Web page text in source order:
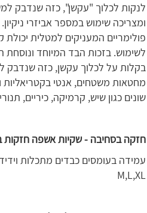
לנקות לכלוך "עקשן", כזה שנדבק
ומצריכה שימוש במספר אביזרי
פולימריים המעניקים למטלית יכולת
לשימוש. בזכות הבד המיוחד ונוסחת
בקלות על לכלוך עקשן, כזה שנדבק
מחטאות משטחים, אנטי בקטריאליות
שונים כגון שיש, קרמיקה, כיריים,
חזקה בסחיבה - שקיות אשפה חזקות
עמידה בעומסים כבדים מתכלות
M,L,XL